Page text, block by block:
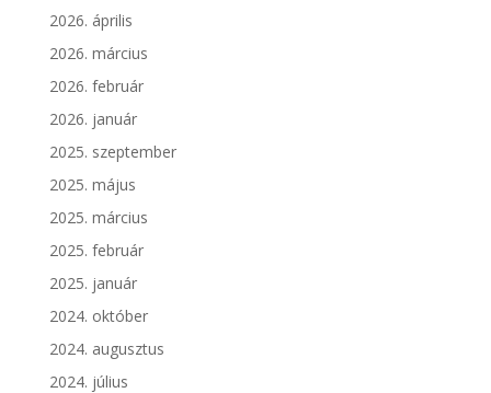
2026. április
2026. március
2026. február
2026. január
2025. szeptember
2025. május
2025. március
2025. február
2025. január
2024. október
2024. augusztus
2024. július